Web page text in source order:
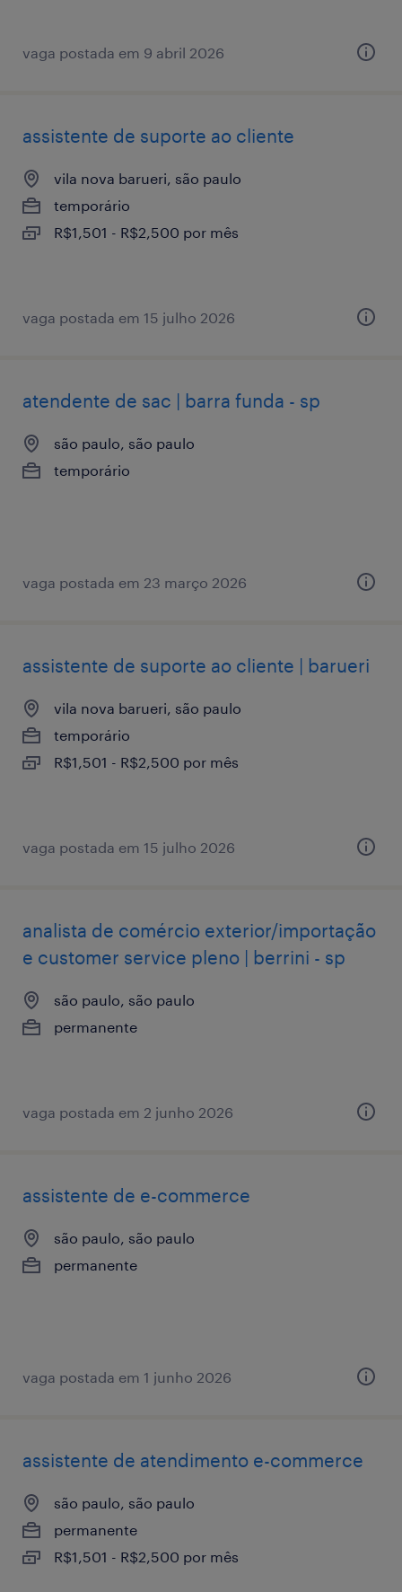
vaga postada em 9 abril 2026
assistente de suporte ao cliente
vila nova barueri, são paulo
temporário
R$1,501 - R$2,500 por mês
vaga postada em 15 julho 2026
atendente de sac | barra funda - sp
são paulo, são paulo
temporário
vaga postada em 23 março 2026
assistente de suporte ao cliente | barueri
vila nova barueri, são paulo
temporário
R$1,501 - R$2,500 por mês
vaga postada em 15 julho 2026
analista de comércio exterior/importação
e customer service pleno | berrini - sp
são paulo, são paulo
permanente
vaga postada em 2 junho 2026
assistente de e-commerce
são paulo, são paulo
permanente
vaga postada em 1 junho 2026
assistente de atendimento e-commerce
são paulo, são paulo
permanente
R$1,501 - R$2,500 por mês